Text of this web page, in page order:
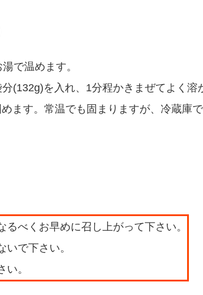
で温めます。
(132g)を入れ、1分程かきまぜてよく溶
ます。常温でも固まりますが、冷蔵庫
べくお早めに召し上がって下さい。
で下さい。
。